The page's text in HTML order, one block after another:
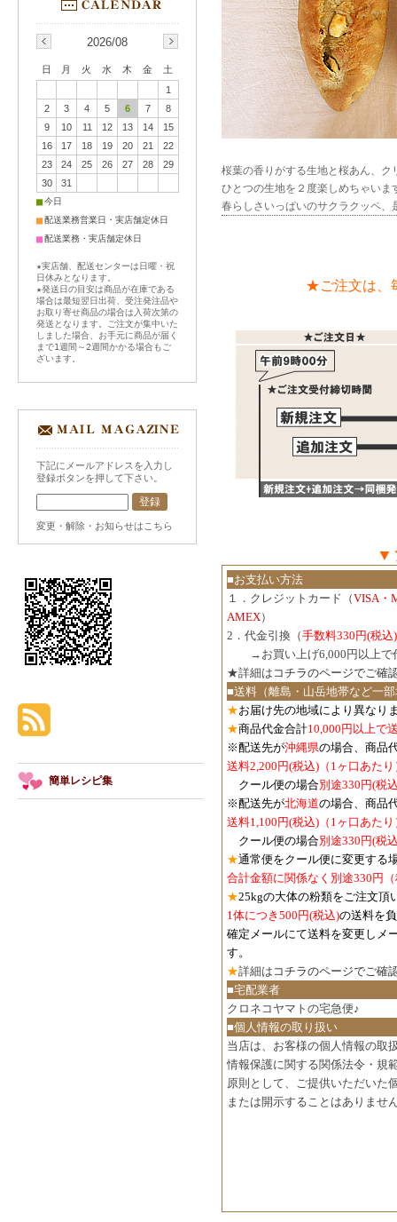
桜葉の香りがする生地と桜あん、
ひとつの生地を２度楽しめちゃいま
春らしさいっぱいのサクラクッペ、
★ご注文は、
▼
■お支払い方法
１．クレジットカード（VISA・
AMEX）
2．代金引換（手数料330円(税込)
→お買い上げ6,000円以上で
★詳細は コチラのページでご確
■送料（離島・山岳地帯など一
★お届け先の地域により異なり
★商品代金合計10,000円以上で
※配送先が沖縄県の場合、商品
送料2,200円(税込)（1ヶ口あたり
クール便の場合別途330円(税
※配送先が北海道の場合、商品
送料1,100円(税込) （1ヶ口あた
クール便の場合別途330円(税
★通常便をクール便に変更する
合計金額に関係なく別途330円
★25kgの大体の粉類をご注文頂
1体につき500円(税込)の送料を
確定メールにて送料を変更しメ
す。
★詳細は コチラのページでご確
■宅配業者
クロネコヤマトの宅急便♪
■個人情報の取り扱い
当店は、お客様の個人情報の取
情報保護に関する関係法令・規
原則として、ご提供いただいた
または開示することはありませ
2026/08
日 月 火 水 木 金
土
1
2
3 4 5 6 7
8
9
10 11 12 13 14
15
16
17 18 19 20 21
22
23
24 25 26 27 28
29
30
31
■今日
■配送業務営業日・実店舗定休日
■配送業務・実店舗定休日
★実店舗、配送センターは日曜・祝
日休みとなります。
★発送日の目安は商品が在庫である
場合は最短翌日出荷、受注発注品や
お取り寄せ商品の場合は入荷次第の
発送となります。ご注文が集中いた
しました場合、お手元に商品が届く
まで1週間～2週間かかる場合もご
ざいます。
下記にメールアドレスを入力し
登録ボタンを押して下さい。
変更・解除・お知らせはこちら
簡単レシピ集